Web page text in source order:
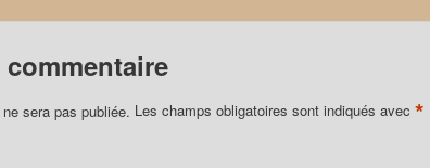
sera pas publiée. Les champs obligatoires sont indiqués avec *